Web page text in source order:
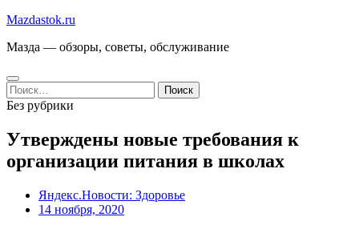
Перейти
содержимому
Mazdastok.ru
Мазда — обзоры, советы, обслуживание
Найти:
Без рубрики
Утверждены новые требования к
организации питания в школах
Яндекс.Новости: Здоровье
14 ноября, 2020